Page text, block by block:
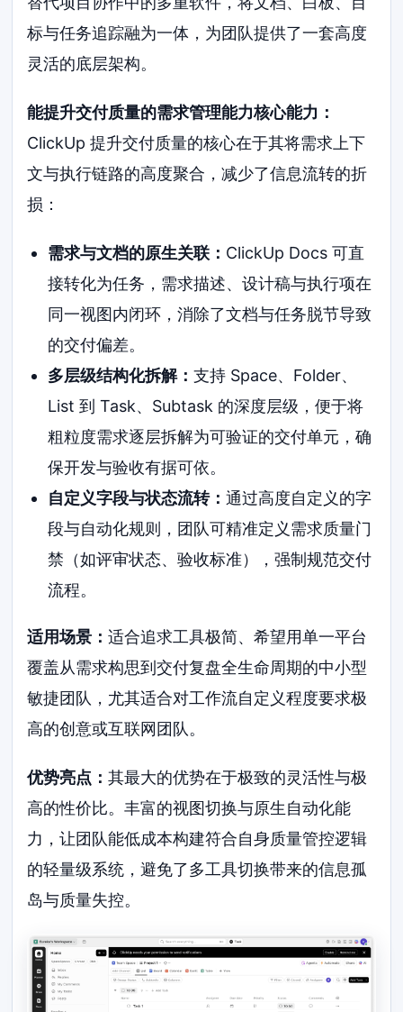
标与任务追踪融为一体，为团队提供了一套高度
灵活的底层架构。
能提升交付质量的需求管理能力核心能力：
ClickUp 提升交付质量的核心在于其将需求上下
文与执行链路的高度聚合，减少了信息流转的折
损：
需求与文档的原生关联： ClickUp Docs 可直
接转化为任务，需求描述、设计稿与执行项在
同一视图内闭环，消除了文档与任务脱节导致
的交付偏差。
多层级结构化拆解： 支持 Space、Folder、
List 到 Task、Subtask 的深度层级，便于将
粗粒度需求逐层拆解为可验证的交付单元，确
保开发与验收有据可依。
自定义字段与状态流转： 通过高度自定义的字
段与自动化规则，团队可精准定义需求质量门
禁（如评审状态、验收标准），强制规范交付
流程。
适用场景：适合追求工具极简、希望用单一平台
覆盖从需求构思到交付复盘全生命周期的中小型
敏捷团队，尤其适合对工作流自定义程度要求极
高的创意或互联网团队。
优势亮点：其最大的优势在于极致的灵活性与极
高的性价比。丰富的视图切换与原生自动化能
力，让团队能低成本构建符合自身质量管控逻辑
的轻量级系统，避免了多工具切换带来的信息孤
岛与质量失控。